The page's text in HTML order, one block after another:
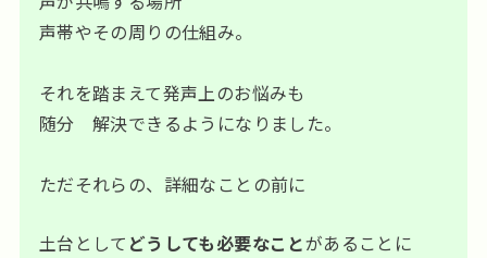
声帯やその周りの仕組み。
それを踏まえて発声上のお悩みも
随分 解決できるようになりました。
ただそれらの、詳細なことの前に
土台として どうしても必要なことがあることに